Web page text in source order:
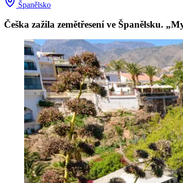
Španělsko
Češka zažila zemětřesení ve Španělsku.